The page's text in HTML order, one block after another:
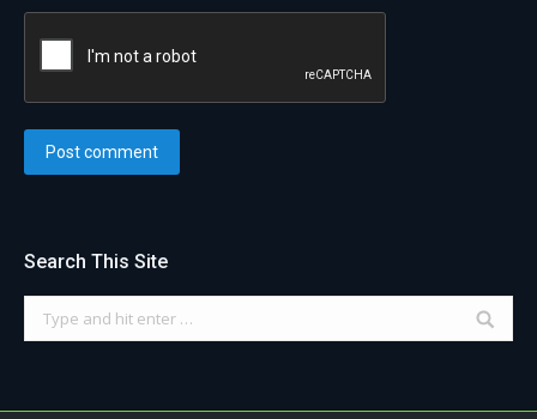
Post comment
Search This Site
Search: